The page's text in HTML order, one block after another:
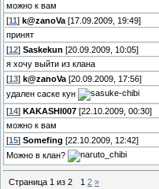
можно к вам
[11 ] k@zanoVa [17.09.2009, 19:49]
принят
[12] Saskekun [20.09.2009, 10:05]
я хочу выйти из клана
[13] k@zanoVa [20.09.2009, 17:56]
удален саске кун
[14] KAKASHI007 [22.10.2009, 00:30]
можно к вам
[15] Somefing [22.10.2009, 12:42]
Можно в клан?
Страница 1 из 2 1 2 »